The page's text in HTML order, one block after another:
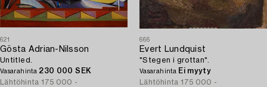
621
Gösta Adrian-Nilsson
Untitled.
Vasarahinta 230 000 SEK
Lähtöhinta 175 000 -
666
Evert Lundquist
"Stegen i grottan".
Vasarahinta Ei myyty
Lähtöhinta 175 000 -